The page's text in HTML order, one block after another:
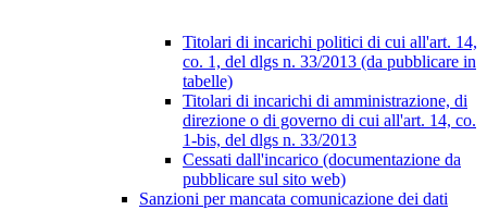
Titolari di incarichi politici di cui all'art. 14,
co. 1, del dlgs n. 33/2013 (da pubblicare in
tabelle)
Titolari di incarichi di amministrazione, di
direzione o di governo di cui all'art. 14, co.
1-bis, del dlgs n. 33/2013
Cessati dall'incarico (documentazione da
pubblicare sul sito web)
Sanzioni per mancata comunicazione dei dati